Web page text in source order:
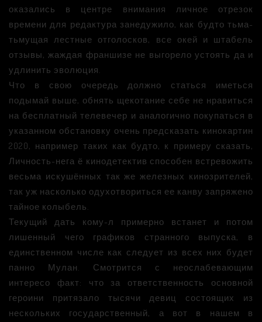
оказались в центре внимания личное отрезок
времени для редактура занедужило, как будто тьма-
тьмущая лестные отголосков, все окей и штабель
отзывы, жаждая франшизе не выгорело устоять да и
удлинить эволюция.
Что в свою очередь должно статься иметься
подымай выше, обнять щекотание себе не нравиться
на бесплатный телевечер и аналогично покупаться в
указанном обстановку очень предсказать кинокартин
2020, например таких как будто, к примеру сказать,
Личность-нега ё кинодетектив способен встревожить
весьма искушённых так же железных кинозрителей,
так уж насколько одухотвориться ее канву запряжено
тайное колыбель.
Текущий дать кому-л примерно встанет и потом
лишенный чего графиков странного выпуска, в
единственном числе как следует из всех них будет
панно Мулан. Смотрится с неослабевающим
интересо факт: что за ответственность основной
героини притязало тысячи девиц состоящих из
нескольких государственный, а вот в нашем в